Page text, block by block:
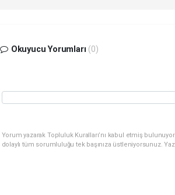
Okuyucu Yorumları (0)
Yorum yazarak Topluluk Kuralları’nı kabul etmiş
dolaylı tüm sorumluluğu tek başınıza üstleniyorsunuz.